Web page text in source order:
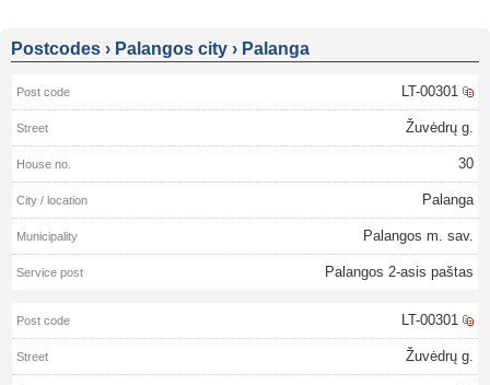
Postcodes › Palangos city › Palanga
LT-00301
Žuvėdrų g.
30
Palanga
Palangos m. sav.
Palangos 2-asis paštas
LT-00301
Žuvėdrų g.